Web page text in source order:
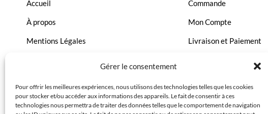
Gérer le consentement
Pour offrir les meilleures expériences, nous utilisons des technologies telles que les cookies
pour stocker et/ou accéder aux informations des appareils. Le fait de consentir à ces
technologies nous permettra de traiter des données telles que le comportement de navigation
Accueil
À propos
Mentions Légales
Politique de confidentialité
Commande
Mon Compte
Livraison et Paiement